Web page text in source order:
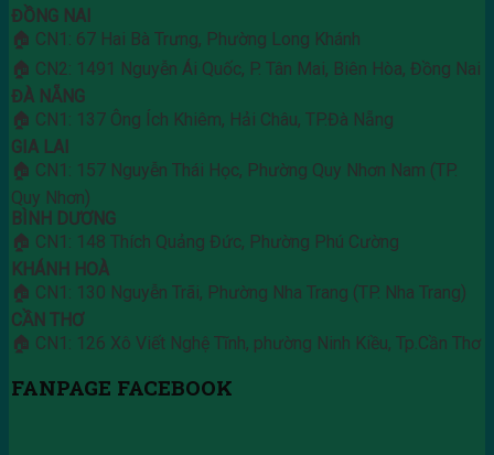
ĐỒNG NAI
🏠 CN1: 67 Hai Bà Trưng, Phường Long Khánh
🏠 CN2: 1491 Nguyễn Ái Quốc, P. Tân Mai, Biên Hòa, Đồng Nai
ĐÀ NẴNG
🏠 CN1: 137 Ông Ích Khiêm, Hải Châu, TP.Đà Nẵng
GIA LAI
🏠 CN1: 157 Nguyễn Thái Học, Phường Quy Nhơn Nam (TP.
Quy Nhơn)
BÌNH DƯƠNG
🏠 CN1: 148 Thích Quảng Đức, Phường Phú Cường
KHÁNH HOÀ
🏠 CN1: 130 Nguyễn Trãi, Phường Nha Trang (TP. Nha Trang)
CẦN THƠ
🏠 CN1: 126 Xô Viết Nghệ Tĩnh, phường Ninh Kiều, Tp.Cần Thơ
FANPAGE FACEBOOK